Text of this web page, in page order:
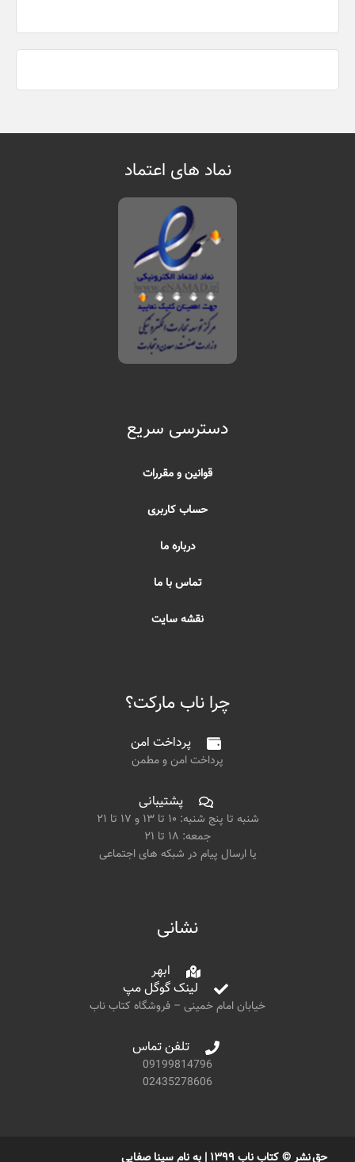
نماد های اعتماد
دسترسی سریع
قوانین و مقررات
حساب کاربری
درباره ما
تماس با ما
نقشه سایت
چرا ناب مارکت؟
پرداخت امن
پرداخت امن و مطمن
پشتیبانی
شنبه تا پنج شنبه: ۱۰ تا ۱۳ و ۱۷ تا ۲۱
جمعه: ۱۸ تا ۲۱
یا ارسال پیام در شبکه های اجتماعی
نشانی
ابهر
لینک گوگل مپ
خیابان امام خمینی – فروشگاه کتاب ناب
تلفن تماس
09199814796
02435278606
حق نشر © کتاب ناب ۱۳۹۹ | به نام سینا صفایی